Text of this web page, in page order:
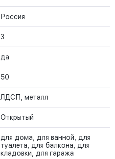
Россия
3
да
50
ЛДСП, металл
Открытый
для дома, для ванной, для
туалета, для балкона, для
кладовки, для гаража